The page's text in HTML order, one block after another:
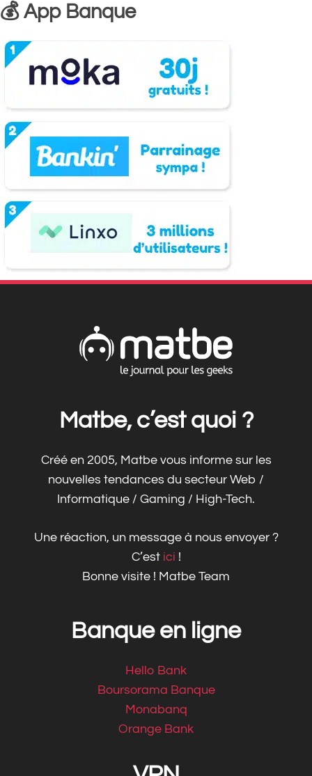
💰 App Banque
Matbe, c’est quoi ?
Créé en 2005, Matbe vous informe sur les
nouvelles tendances du secteur Web /
Informatique / Gaming / High-Tech.
Une réaction, un message à nous envoyer ?
C’est ici !
Bonne visite ! Matbe Team
Banque en ligne
Hello Bank
Boursorama Banque
Monabanq
Orange Bank